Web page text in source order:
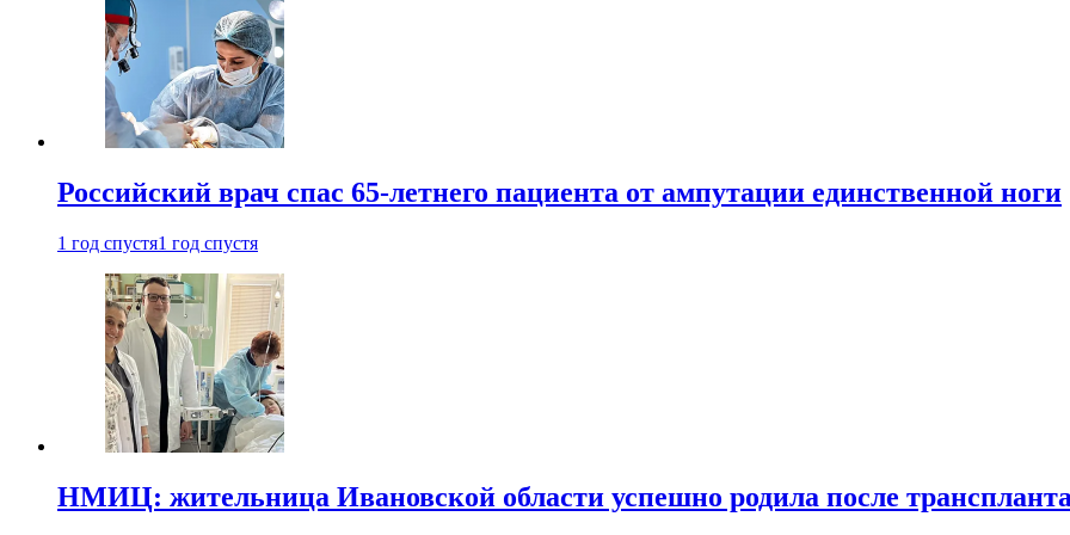
Российский врач спас 65-летнего пациента от ампутации единственной ноги
1 год спустя1 год спустя
НМИЦ: жительница Ивановской области успешно родила после